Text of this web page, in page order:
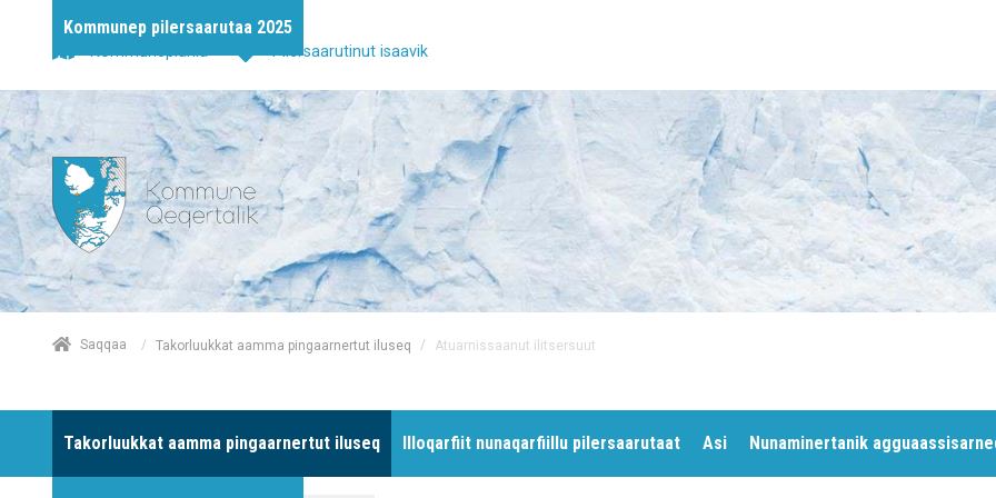
Kommunep pilersaarutaa 2025
Kommuneplania Pilersaarutinut isaavik
Saqqaa / Takorluukkat aamma pingaarnertut iluseq / Atuarnissaanut ilitsersuut
Takorluukkat aamma pingaarnertut iluseq Illoqarfiit nunaqarfiillu pilersaarutaat Asi Nunaminertanik